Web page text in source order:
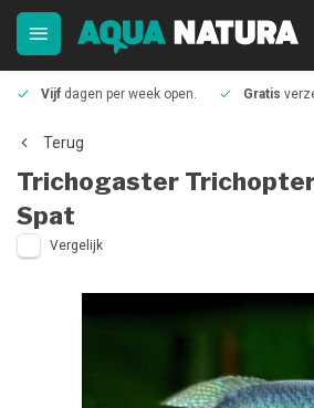
Vijf dagen per week open. Gratis
Terug
Trichogaster
Spat
Vergelijk